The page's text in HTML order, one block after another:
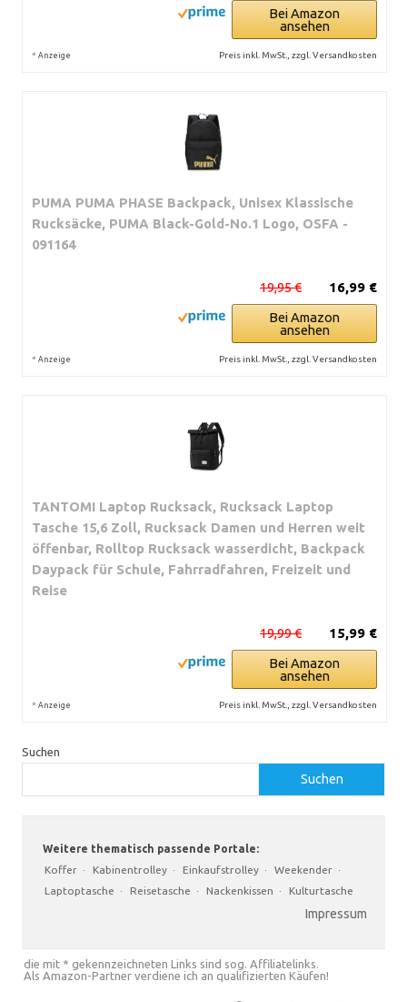
Bei Amazon
ansehen
* Anzeige Preis inkl. MwSt., zzgl. Versandkosten
PUMA PUMA PHASE Backpack, Unisex Klassische
Rucksäcke, PUMA Black-Gold-No.1 Logo, OSFA -
091164
16,99 €
19,95 €
Bei Amazon
ansehen
* Anzeige Preis inkl. MwSt., zzgl. Versandkosten
TANTOMI Laptop Rucksack, Rucksack Laptop
Tasche 15,6 Zoll, Rucksack Damen und Herren weit
öffenbar, Rolltop Rucksack wasserdicht, Backpack
Daypack für Schule, Fahrradfahren, Freizeit und
Reise
15,99 €
19,99 €
Bei Amazon
ansehen
* Anzeige Preis inkl. MwSt., zzgl. Versandkosten
Suchen
Suchen
Weitere thematisch passende Portale:
Koffer · Kabinentrolley · Einkaufstrolley · Weekender ·
Laptoptasche · Reisetasche · Nackenkissen · Kulturtasche
Impressum
die mit * gekennzeichneten Links sind sog. Affiliatelinks.
Als Amazon-Partner verdiene ich an qualifizierten Käufen!